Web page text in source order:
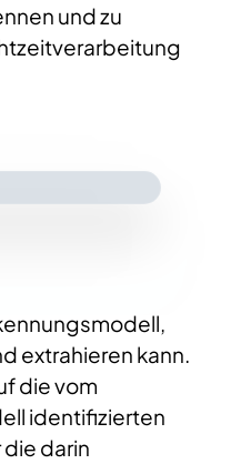
und zu
extrahieren kann.
die vom
identifizierten
darin